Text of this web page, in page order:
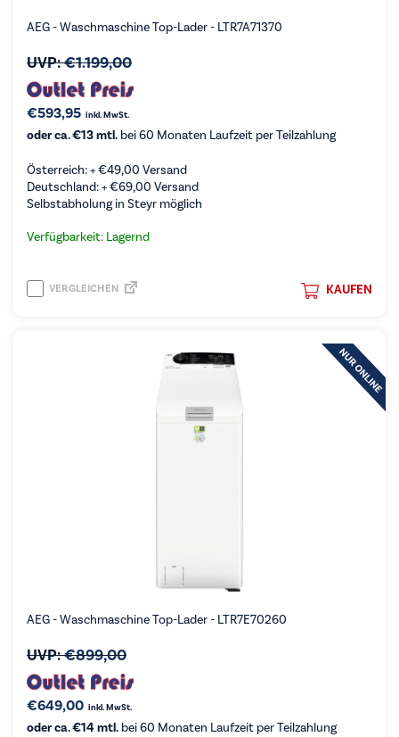
AEG - Waschmaschine Top-Lader - LTR7A71370
UVP:€1.199,00
€593,95 inkl. MwSt.
oder ca. €13 mtl. bei 60 Monaten Laufzeit per Teilzahlung
Österreich: +€49,00 Versand
Deutschland: +€69,00 Versand
Selbstabholung in Steyr möglich
Verfügbarkeit: Lagernd
KAUFEN
VERGLEICHEN
AEG - Waschmaschine Top-Lader - LTR7E70260
UVP:€899,00
€649,00 inkl. MwSt.
oder ca. €14 mtl. bei 60 Monaten Laufzeit per Teilzahlung